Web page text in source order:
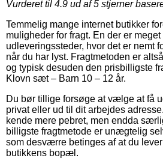
Vurderet til 4.9 ud af 5 stjerner
Temmelig mange internet butikker
muligheder for fragt. En der er
udleveringssteder, hvor det er nemt
når du har lyst. Fragtmetoden er
og typisk desuden den prisbilligste
Klovn sæt – Barn 10 – 12 år.
Du bør tillige forsøge at vælge at få
privat eller ud til dit arbejdes
kende mere pebret, men endda
billigste fragtmetode er unægtelig
som desværre betinges af at du
butikkens bopæl.